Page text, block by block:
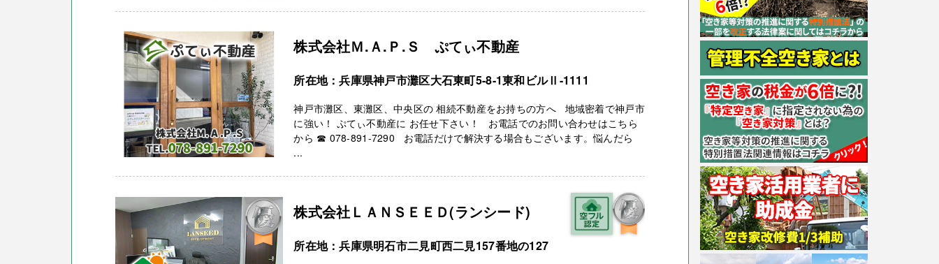
株式会社Ｍ.Ａ.Ｐ.Ｓ ぷてぃ不動産
所在地：兵庫県神戸市灘区大石東町5-8-1東和ビルⅡ-1111
神戸市灘区、東灘区、中央区の 相続不動産をお持ちの方へ 地域密着で神戸市
に強い！ ぷてぃ不動産に お任せ下さい！ お電話でのお問い合わせはこちら
から ☎ 078-891-7290 お電話だけで解決する場合もございます。悩んだら
...
株式会社ＬＡＮＳＥＥＤ(ランシード)
所在地：兵庫県明石市二見町西二見157番地の127